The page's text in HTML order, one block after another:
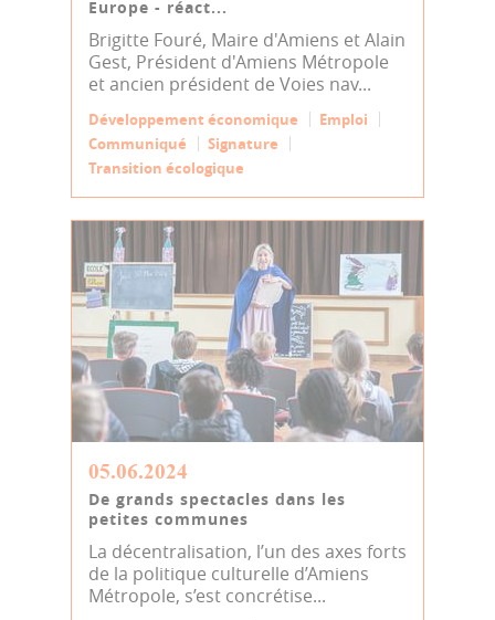
Europe - réact...
Brigitte Fouré, Maire d'Amiens et Alain
Gest, Président d'Amiens Métropole
et ancien président de Voies nav...
Développement économique
Emploi
Communiqué
Signature
Transition écologique
05.06.2024
De grands spectacles dans les
petites communes
La décentralisation, l’un des axes forts
de la politique culturelle d’Amiens
Métropole, s’est concrétise...